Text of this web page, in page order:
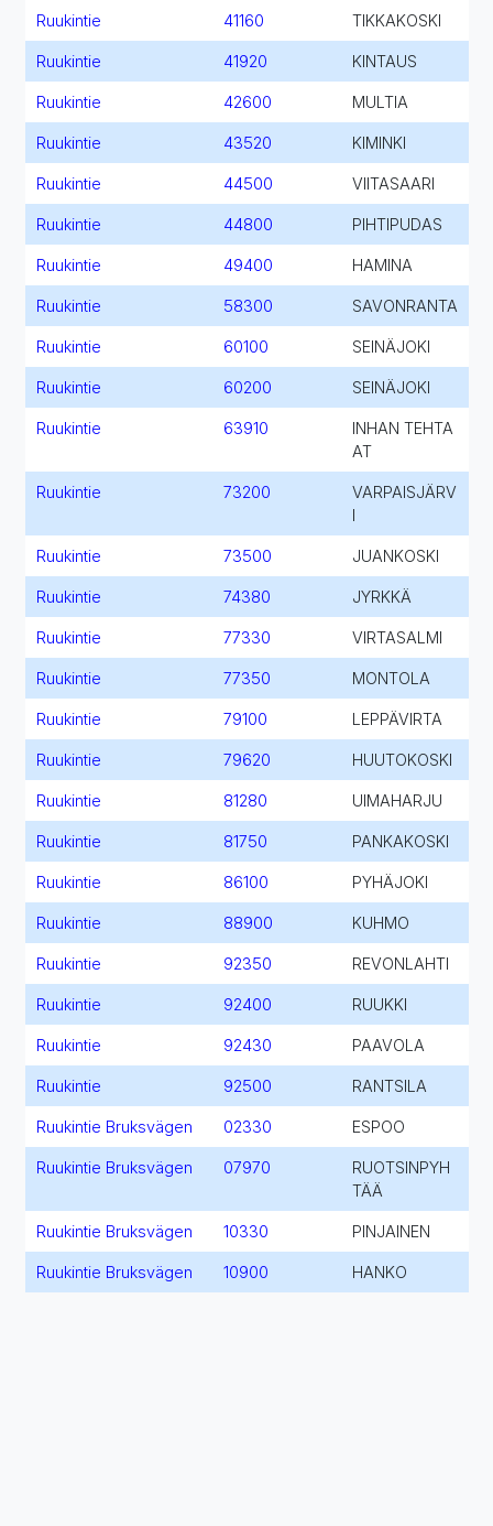
Ruukintie 41160 TIKKAKOSKI
Ruukintie 41920 KINTAUS
Ruukintie 42600 MULTIA
Ruukintie 43520 KIMINKI
Ruukintie 44500 VIITASAARI
Ruukintie 44800 PIHTIPUDAS
Ruukintie 49400 HAMINA
Ruukintie 58300 SAVONRANTA
Ruukintie 60100 SEINÄJOKI
Ruukintie 60200 SEINÄJOKI
Ruukintie 63910
INHAN TEHTA
AT
Ruukintie 73200
VARPAISJÄRV
Ruukintie 73500 JUANKOSKI
Ruukintie 74380 JYRKKÄ
Ruukintie 77330 VIRTASALMI
Ruukintie 77350 MONTOLA
Ruukintie 79100 LEPPÄVIRTA
Ruukintie 79620 HUUTOKOSKI
Ruukintie 81280 UIMAHARJU
Ruukintie 81750 PANKAKOSKI
Ruukintie 86100 PYHÄJOKI
Ruukintie 88900 KUHMO
Ruukintie 92350 REVONLAHTI
Ruukintie 92400 RUUKKI
Ruukintie 92430 PAAVOLA
Ruukintie 92500 RANTSILA
Ruukintie Bruksvägen 02330 ESPOO
Ruukintie Bruksvägen 07970
RUOTSINPYH
TÄÄ
Ruukintie Bruksvägen 10330 PINJAINEN
Ruukintie Bruksvägen 10900 HANKO